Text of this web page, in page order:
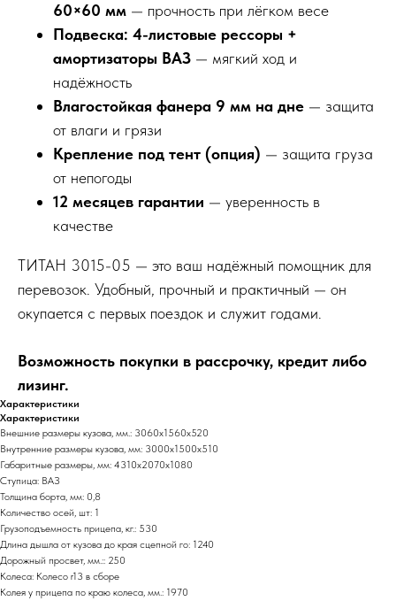
60×60 мм — прочность при лёгком весе
Подвеска: 4-листовые рессоры +
амортизаторы ВАЗ — мягкий ход и
надёжность
Влагостойкая фанера 9 мм на дне — защита
от влаги и грязи
Крепление под тент (опция) — защита груза
от непогоды
12 месяцев гарантии — уверенность в
качестве
ТИТАН 3015-05 — это ваш надёжный помощник для
перевозок. Удобный, прочный и практичный — он
окупается с первых поездок и служит годами.
Возможность покупки в рассрочку, кредит либо
лизинг.
Характеристики
Характеристики
Внешние размеры кузова, мм.: 3060х1560х520
Внутренние размеры кузова, мм: 3000х1500х510
Габаритные размеры, мм: 4310х2070х1080
Ступица: ВАЗ
Толщина борта, мм: 0,8
Количество осей, шт: 1
Грузоподъемность прицепа, кг.: 530
Длина дышла от кузова до края сцепной го: 1240
Дорожный просвет, мм.:: 250
Колеса: Колесо r13 в сборе
Колея у прицепа по краю колеса, мм.: 1970